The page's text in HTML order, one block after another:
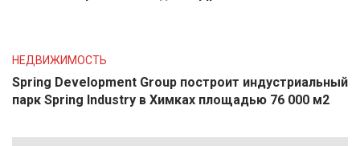
НЕДВИЖИМОСТЬ
Spring Development Group построит индустриальный
парк Spring Industry в Химках площадью 76 000 м2